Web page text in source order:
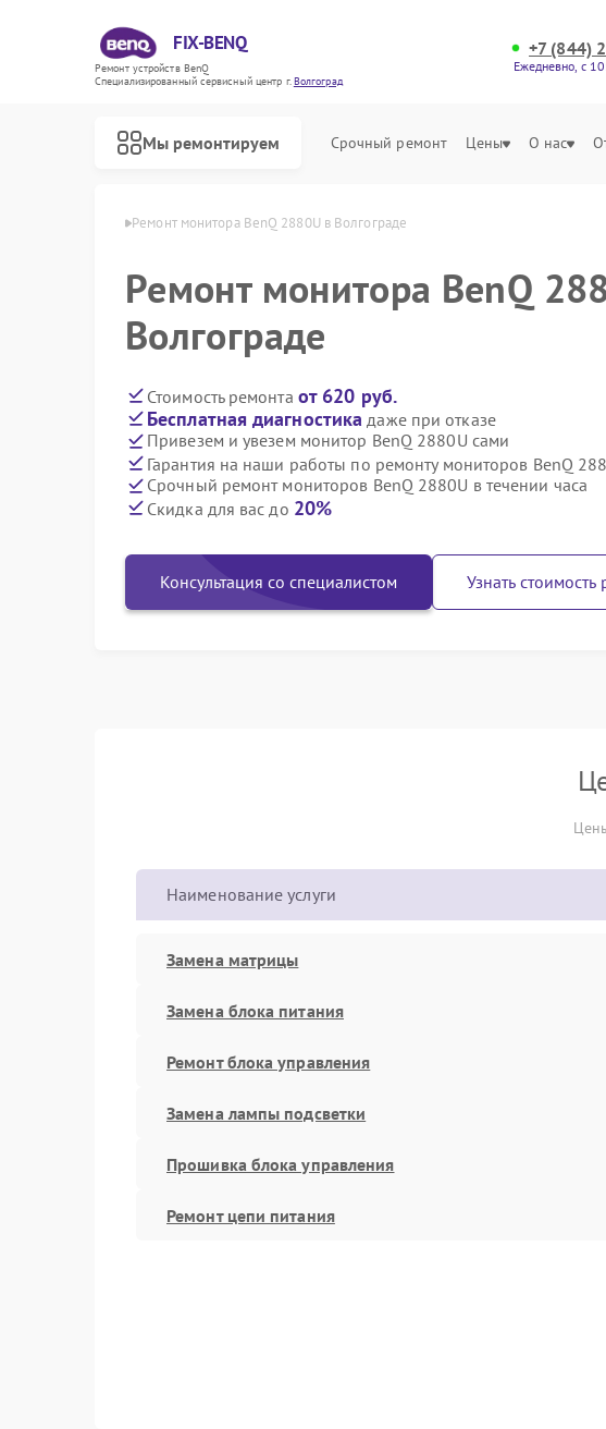
FIX-BENQ
Ремонт устройств BenQ
Специализированный cервисный центр г.Волгоград
+7 (844)
Ежедневно, с
Мы ремонтируем Срочный ремонт Цены О нас
в Волгограде Ремонт монитора BenQ 2880U в Волгограде
Ремонт монитора BenQ
Волгограде
Стоимость ремонта от 620 руб.
Бесплатная диагностика даже при отказе
Привезем и увезем монитор BenQ 2880U сами
Гарантия на наши работы по ремонту мониторов BenQ
Срочный ремонт мониторов BenQ 2880U в течении часа
Скидка для вас до 20%
Консультация со специалистом Узнать стоимость
Наименование услуги
Замена матрицы
Замена блока питания
Ремонт блока управления
Замена лампы подсветки
Прошивка блока управления
Ремонт цепи питания